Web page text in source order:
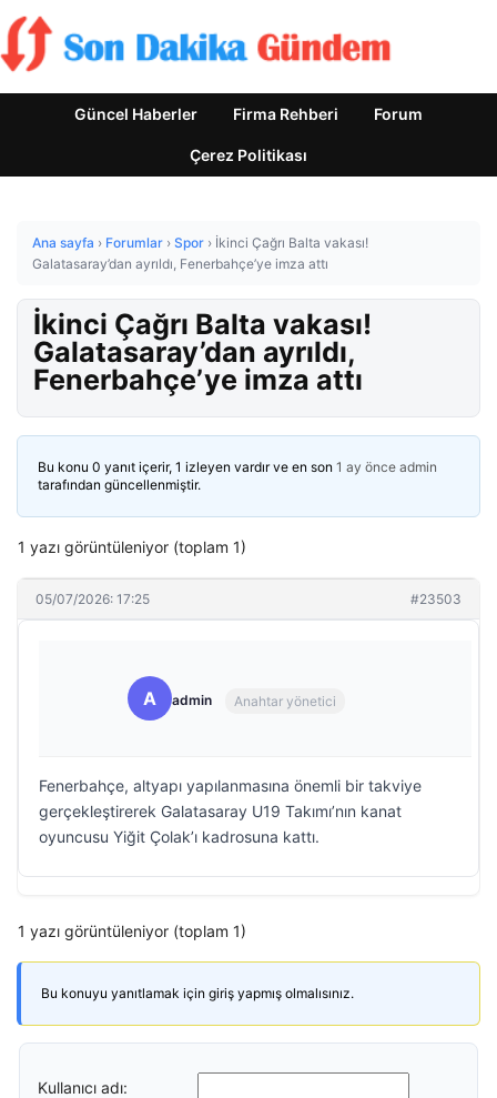
Güncel Haberler Firma Rehberi Forum
Çerez Politikası
Ana sayfa › Forumlar › Spor › İkinci Çağrı Balta vakası!
Galatasaray’dan ayrıldı, Fenerbahçe’ye imza attı
İkinci Çağrı Balta vakası!
Galatasaray’dan ayrıldı,
Fenerbahçe’ye imza attı
Bu konu 0 yanıt içerir, 1 izleyen vardır ve en son 1 ay önce admin
tarafından güncellenmiştir.
1 yazı görüntüleniyor (toplam 1)
05/07/2026: 17:25 #23503
A admin Anahtar yönetici
Fenerbahçe, altyapı yapılanmasına önemli bir takviye
gerçekleştirerek Galatasaray U19 Takımı’nın kanat
oyuncusu Yiğit Çolak’ı kadrosuna kattı.
1 yazı görüntüleniyor (toplam 1)
Bu konuyu yanıtlamak için giriş yapmış olmalısınız.
Kullanıcı adı: